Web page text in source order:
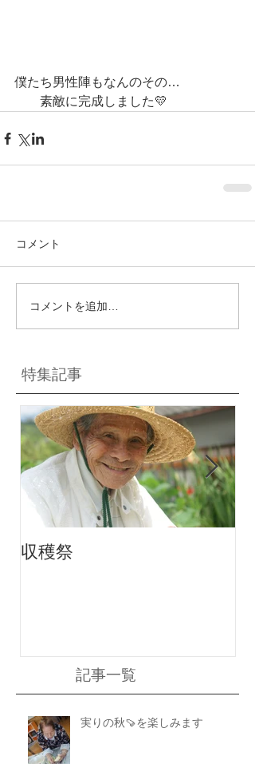
特集記事
記事一覧
僕たち男性陣もなんのその…
素敵に完成しました💛
コメント
コメントを追加…
収穫祭
実りの秋🍠を楽しみます